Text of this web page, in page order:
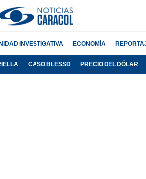
INVESTIGATIVA ECONOMÍA
CASO BLESSD PRECIO DEL DÓLAR